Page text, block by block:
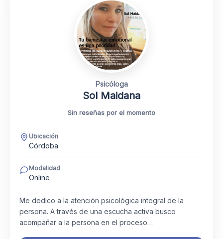
Psicóloga
Sol Maidana
Sin reseñas por el momento
Ubicación
Córdoba
Modalidad
Online
Me dedico a la atención psicológica integral de la
persona. A través de una escucha activa busco
acompañar a la persona en el proceso…